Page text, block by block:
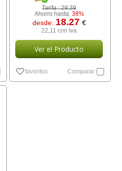
Tarifa :29,39
Ahorro hasta: 38%
desde: 18.27 €
22,11 con Iva
Ver el Producto
favoritos Comparar